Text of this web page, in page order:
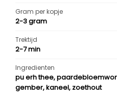
Gram per kopje
2-3 gram
Trektijd
2-7 min
Ingredienten
pu erh thee,
gember, kaneel, zoethout